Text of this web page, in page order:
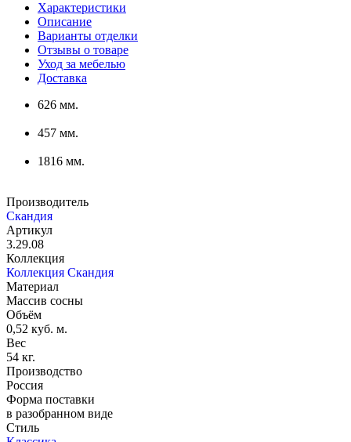
Характеристики
Описание
Варианты отделки
Отзывы о товаре
Уход за мебелью
Доставка
626 мм.
457 мм.
1816 мм.
Производитель
Скандия
Артикул
3.29.08
Коллекция
Коллекция Скандия
Материал
Массив сосны
Объём
0,52 куб. м.
Вес
54 кг.
Производство
Россия
Форма поставки
в разобранном виде
Стиль